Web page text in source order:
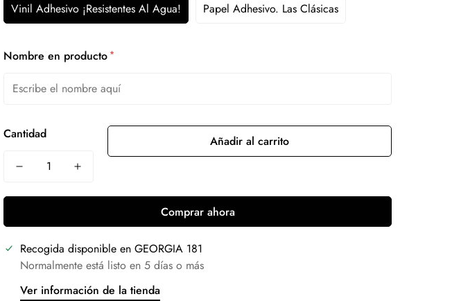
Vinil Adhesivo ¡Resistentes Al Agua! Papel Adhesivo. Las Clásicas
Nombre en producto *
Cantidad Añadir al carrito
Comprar ahora
Recogida disponible en GEORGIA 181
Normalmente está listo en 5 días o más
Ver información de la tienda